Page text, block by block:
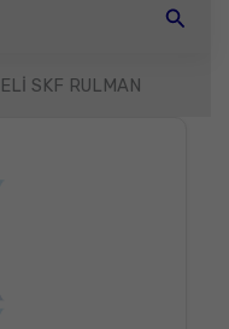
Arama
SKF RULMAN